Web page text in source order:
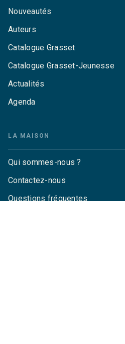
Nouveautés
Auteurs
Catalogue Grasset
Catalogue Grasset-Jeunesse
Actualités
Agenda
LA MAISON
Qui sommes-nous ?
Contactez-nous
Questions fréquentes